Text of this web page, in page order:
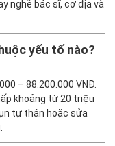
lâu? Lưu ý trong
20 – 30 năm hoặc
chỉ hay filler. Thời
nghề bác sĩ, cơ địa và
yếu tố nào?